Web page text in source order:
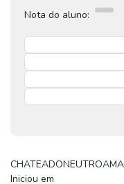
Nota do aluno:
CHATEADONEUTROAMA
Iniciou em